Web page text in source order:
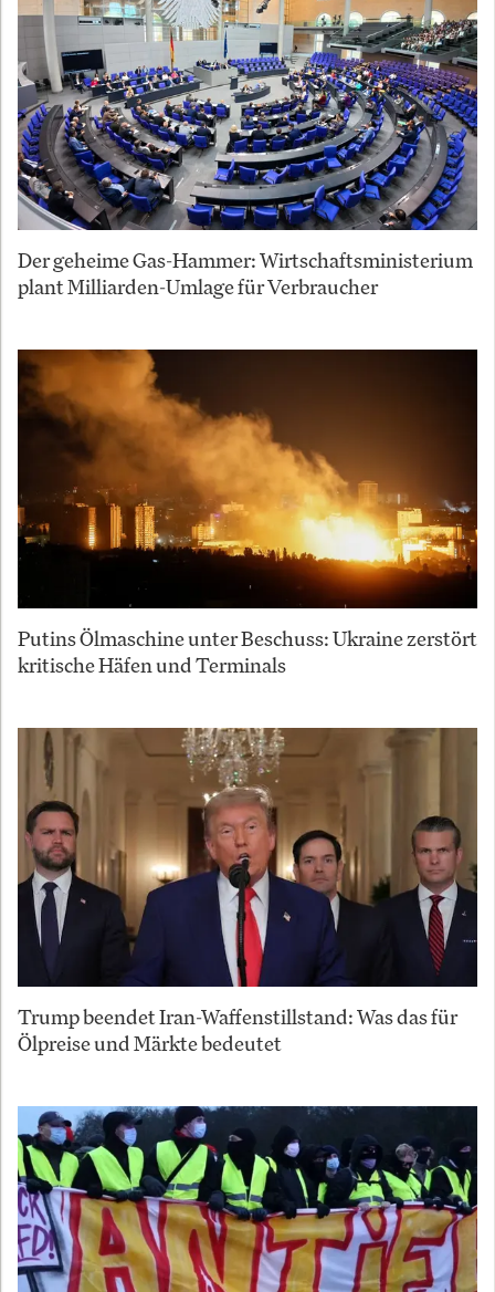
Der geheime Gas-Hammer: Wirtschaftsministerium
plant Milliarden-Umlage für Verbraucher
Putins Ölmaschine unter Beschuss: Ukraine zerstört
kritische Häfen und Terminals
Trump beendet Iran-Waffenstillstand: Was das für
Ölpreise und Märkte bedeutet